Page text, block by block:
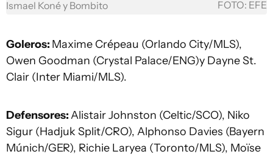
Ismael Koné y Bombito FOTO: EFE
Goleros: Maxime Crépeau (Orlando City/MLS),
Owen Goodman (Crystal Palace/ENG)y Dayne St.
Clair (Inter Miami/MLS).
Defensores:Alistair Johnston (Celtic/SCO), Niko
Sigur (Hadjuk Split/CRO), Alphonso Davies (Bayern
Múnich/GER), Richie Laryea (Toronto/MLS), Moïse